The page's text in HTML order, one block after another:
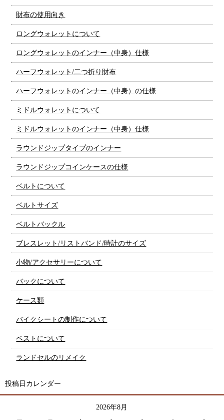
財布の使用向き
ロングウォレットについて
ロングウォレットのインナー（中身）仕様
ハーフウォレット/二つ折り財布
ハーフウォレットのインナー（中身）の仕様
ミドルウォレットについて
ミドルウォレットのインナー（中身）仕様
ラウンドジップタイプのインナー
ラウンドジップコインケースの仕様
ベルトについて
ベルトサイズ
ベルトバックル
ブレスレット/リストバンド/時計のサイズ
小物/アクセサリーについて
バックについて
ケース類
バイクシートの制作について
ベストについて
ランドセルのリメイク
投稿日カレンダー
2026年8月